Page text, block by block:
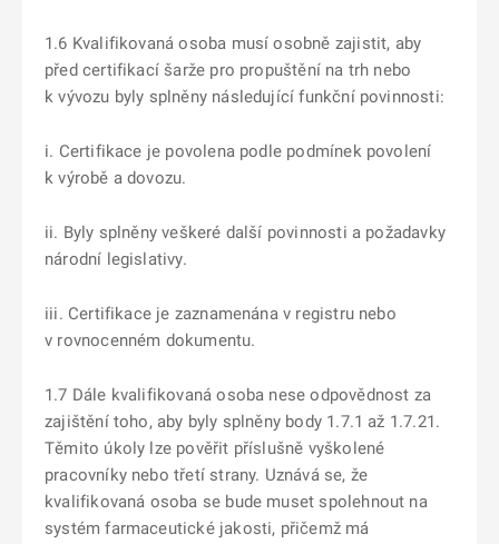
1.6 Kvalifikovaná osoba musí osobně zajistit, aby
před certifikací šarže pro propuštění na trh nebo
k vývozu byly splněny následující funkční povinnosti:
i. Certifikace je povolena podle podmínek povolení
k výrobě a dovozu.
ii. Byly splněny veškeré další povinnosti a požadavky
národní legislativy.
iii. Certifikace je zaznamenána v registru nebo
v rovnocenném dokumentu.
1.7 Dále kvalifikovaná osoba nese odpovědnost za
zajištění toho, aby byly splněny body 1.7.1 až 1.7.21.
Těmito úkoly lze pověřit příslušně vyškolené
pracovníky nebo třetí strany. Uznává se, že
kvalifikovaná osoba se bude muset spolehnout na
systém farmaceutické jakosti, přičemž má